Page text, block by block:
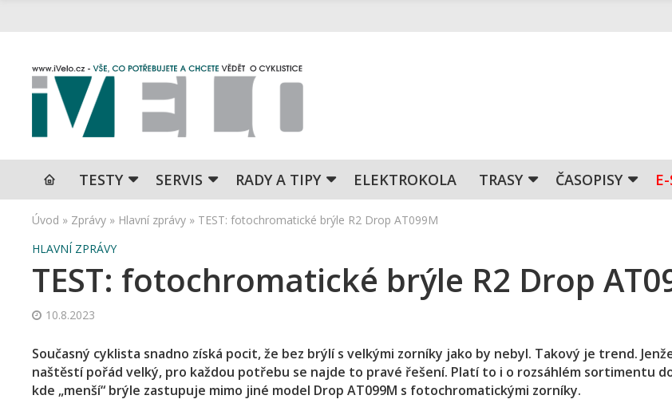
TESTY SERVIS RADY A TIPY ELEKTROKOLA TRASY ČASOPISY
Úvod » Zprávy » Hlavní zprávy » TEST: fotochromatické brýle R2 Drop AT099M
HLAVNÍ ZPRÁVY
TEST: fotochromatické brýle R2 Drop
10.8.2023
Současný cyklista snadno získá pocit, že bez brýlí s velkými zorníky jako by nebyl. Takový je trend.
naštěstí pořád velký, pro každou potřebu se najde to pravé řešení. Platí to i o rozsáhlém sortimentu
kde „menší“ brýle zastupuje mimo jiné model Drop AT099M s fotochromatickými zorníky.